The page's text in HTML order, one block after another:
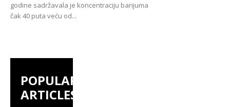
godine sadržavala je koncentraciju barijuma
čak 40 puta veću od...
POPULAR
ARTICLES